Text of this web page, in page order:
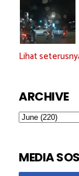
Lihat
ARCHIVE
MEDIA